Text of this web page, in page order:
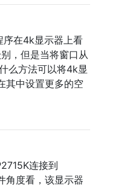
在4k显示器上看
，但是当将窗口从
么方法可以将4k显
其中设置更多的空
连接到
角度看，该显示器